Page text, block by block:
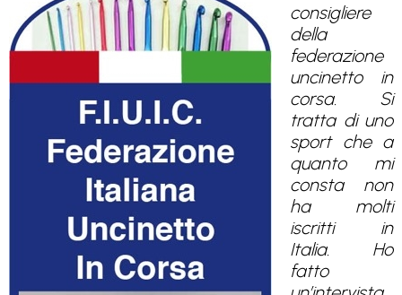
consigliere
della
federazione
uncinetto in
corsa. Si
tratta di uno
sport che a
quanto mi
consta non
ha molti
iscritti in
Italia. Ho
fatto